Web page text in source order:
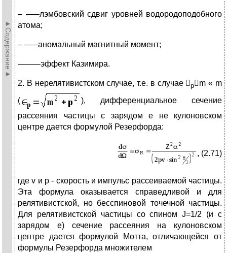
►Содержание►
– –––лэмбовский сдвиг уровней водородоподобного
атома;
– –––аномальный магнитный момент;
–––––эффект Казимира.
2. В нерелятивистском случае, т.е. в случае pm « m
(
), дифференциальное сечение
рассеяния частицы с зарядом е не кулоновском
центре дается формулой Резерфорда:
, (2.71)
где v и p - скорость и импульс рассеиваемой частицы.
Эта формула оказывается справедливой и для
релятивистской, но бесспиновой точечной частицы.
Для релятивистской частицы со спином J=1/2 (и с
зарядом е) сечение рассеяния на кулоновском
центре дается формулой Мотта, отличающейся от
формулы Резерфорда множителем